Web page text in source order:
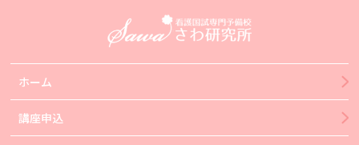
ホーム
講座申込